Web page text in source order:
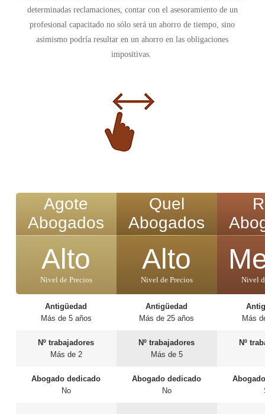
determinadas reclamaciones, contar con el asesoramiento de un
profesional capacitado no sólo será un ahorro de tiempo, sino
asimismo podría resultar en un ahorro en las obligaciones
impositivas.
Agote
Abogados
Alto
Nivel de Precios
Antigüedad
Más de 5 años
Nº trabajadores
Más de 2
Abogado dedicado
No
Quel
Abogados
Alto
Nivel de Precios
Antigüedad
Más de 25 años
Nº trabajadores
Más de 5
Abogado dedicado
No
Nivel
Más
Nº